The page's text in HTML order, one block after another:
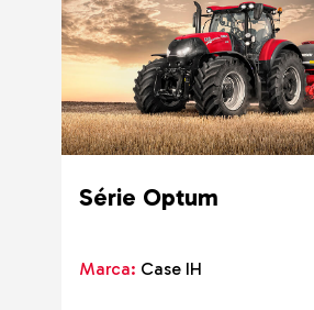
Série Optum
Marca: Case IH